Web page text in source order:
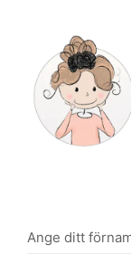
Ange ditt